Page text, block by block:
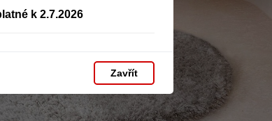
k 2.7.2026
Zavřít